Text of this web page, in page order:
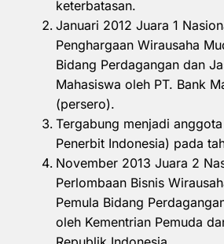
keterbatasan.
Januari 2012 Juara 1
Penghargaan Wirausaha
Bidang Perdagangan dan
Mahasiswa oleh PT. Bank
(persero).
Tergabung menjadi
Penerbit Indonesia) pada
November 2013 Juara 2
Perlombaan Bisnis
Pemula Bidang
oleh Kementrian Pemuda